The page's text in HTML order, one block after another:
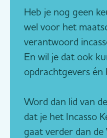
Heb je nog geen
wel voor het
verantwoord
En wil je dat ook
opdrachtgevers én
Word dan lid van
dat je het Incasso
gaat verder dan